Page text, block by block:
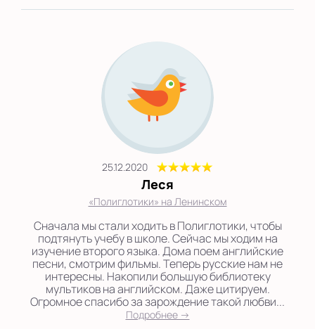
25.12.2020
Леся
«Полиглотики» на Ленинском
Сначала мы стали ходить в Полиглотики, чтобы
подтянуть учебу в школе. Сейчас мы ходим на
изучение второго языка. Дома поем английские
песни, смотрим фильмы. Теперь русские нам не
интересны. Накопили большую библиотеку
мультиков на английском. Даже цитируем.
Огромное спасибо за зарождение такой любви...
Подробнее →